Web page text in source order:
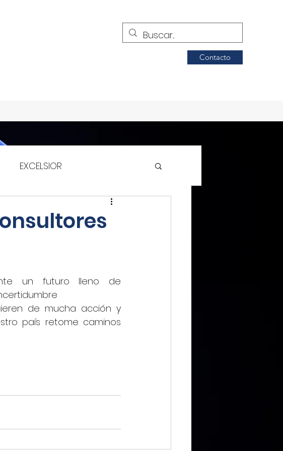
Contacto
EXCELSIOR
Siglo de Torreón
EN IMAGEN IMMX DIARIO
EL FINANCIERO
un futuro lleno de
de mucha acción y
país retome caminos